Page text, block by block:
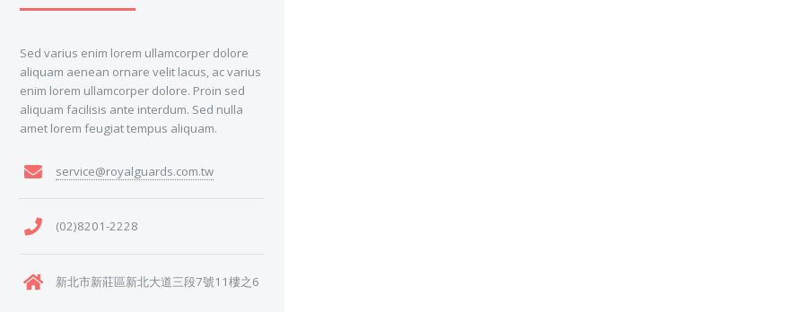
Sed varius enim lorem ullamcorper dolore
aliquam aenean ornare velit lacus, ac varius
enim lorem ullamcorper dolore. Proin sed
aliquam facilisis ante interdum. Sed nulla
amet lorem feugiat tempus aliquam.
service@royalguards.com.tw
(02)8201-2228
新北市新莊區新北大道三段7號11樓之6